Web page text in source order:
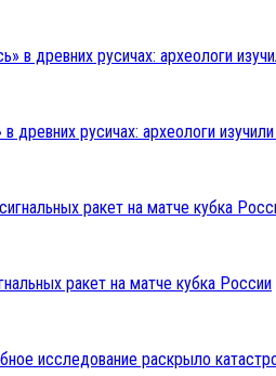
древних русичах: археологи
ракет на матче кубка России